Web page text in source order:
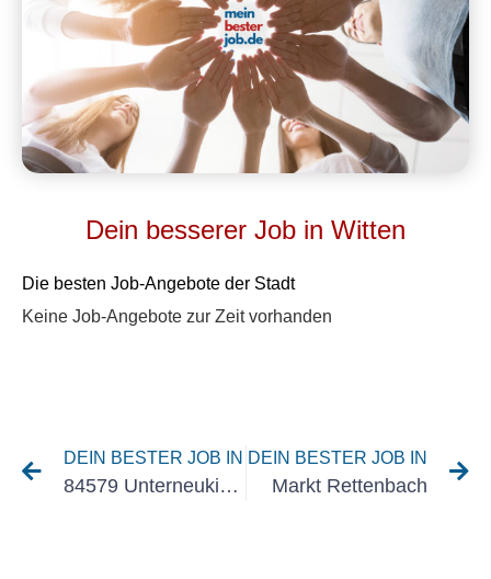
Dein besserer Job in Witten
Die besten Job-Angebote der Stadt
Keine Job-Angebote zur Zeit vorhanden
DEIN BESTER JOB IN
84579 Unterneukirchen
DEIN BESTER JOB IN
Markt Rettenbach